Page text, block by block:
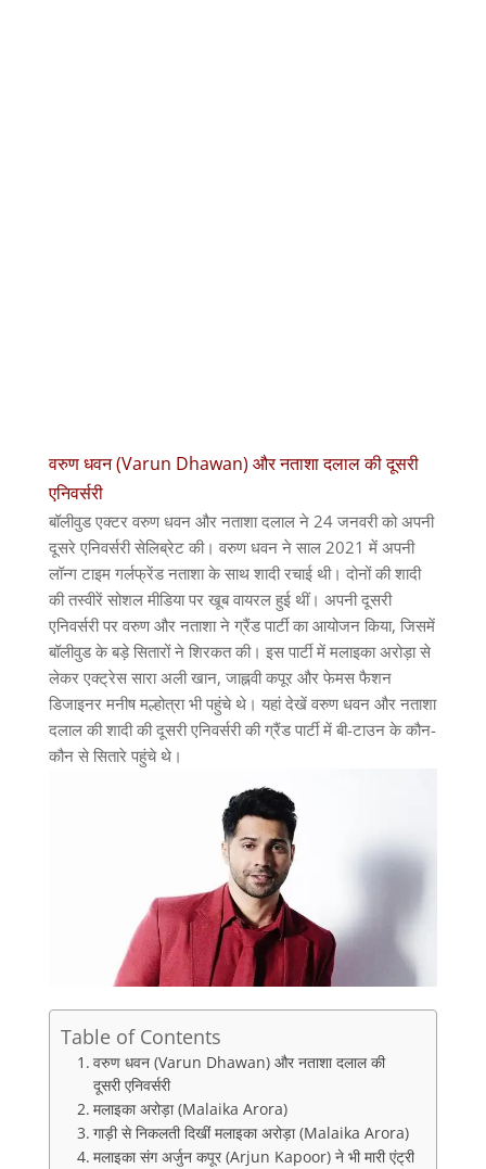
वरुण धवन (Varun Dhawan) और नताशा दलाल की दूसरी
एनिवर्सरी
बॉलीवुड एक्टर वरुण धवन और नताशा दलाल ने 24 जनवरी को अपनी
दूसरे एनिवर्सरी सेलिब्रेट की। वरुण धवन ने साल 2021 में अपनी
लॉन्ग टाइम गर्लफ्रेंड नताशा के साथ शादी रचाई थी। दोनों की शादी
की तस्वीरें सोशल मीडिया पर खूब वायरल हुई थीं। अपनी दूसरी
एनिवर्सरी पर वरुण और नताशा ने ग्रैंड पार्टी का आयोजन किया, जिसमें
बॉलीवुड के बड़े सितारों ने शिरकत की। इस पार्टी में मलाइका अरोड़ा से
लेकर एक्ट्रेस सारा अली खान, जाह्नवी कपूर और फेमस फैशन
डिजाइनर मनीष मल्होत्रा भी पहुंचे थे। यहां देखें वरुण धवन और नताशा
दलाल की शादी की दूसरी एनिवर्सरी की ग्रैंड पार्टी में बी-टाउन के कौन-
कौन से सितारे पहुंचे थे।
Table of Contents
वरुण धवन (Varun Dhawan) और नताशा दलाल की
दूसरी एनिवर्सरी
मलाइका अरोड़ा (Malaika Arora)
गाड़ी से निकलती दिखीं मलाइका अरोड़ा (Malaika Arora)
मलाइका संग अर्जुन कपूर (Arjun Kapoor) ने भी मारी एंट्री